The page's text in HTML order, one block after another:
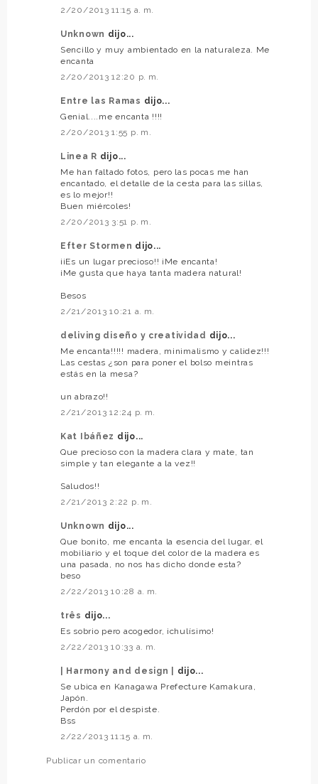
2/20/2013 11:15 a. m.
Unknown dijo...
Sencillo y muy ambientado en la naturaleza. Me
encanta
2/20/2013 12:20 p. m.
Entre las Ramas dijo...
Genial....me encanta !!!!
2/20/2013 1:55 p. m.
Linea R dijo...
Me han faltado fotos, pero las pocas me han
encantado, el detalle de la cesta para las sillas,
es lo mejor!!
Buen miércoles!
2/20/2013 3:51 p. m.
Efter Stormen dijo...
¡¡Es un lugar precioso!! ¡Me encanta!
¡Me gusta que haya tanta madera natural!
Besos
2/21/2013 10:21 a. m.
deliving diseño y creatividad dijo...
Me encanta!!!!! madera, minimalismo y calidez!!!
Las cestas ¿son para poner el bolso meintras
estás en la mesa?
un abrazo!!
2/21/2013 12:24 p. m.
Kat Ibáñez dijo...
Que precioso con la madera clara y mate, tan
simple y tan elegante a la vez!!
Saludos!!
2/21/2013 2:22 p. m.
Unknown dijo...
Que bonito, me encanta la esencia del lugar, el
mobiliario y el toque del color de la madera es
una pasada, no nos has dicho donde esta?
beso
2/22/2013 10:28 a. m.
três dijo...
Es sobrio pero acogedor, ¡chulísimo!
2/22/2013 10:33 a. m.
| Harmony and design |
dijo...
Se ubica en Kanagawa Prefecture Kamakura,
Japón.
Perdón por el despiste.
Bss
2/22/2013 11:15 a. m.
Publicar un comentario